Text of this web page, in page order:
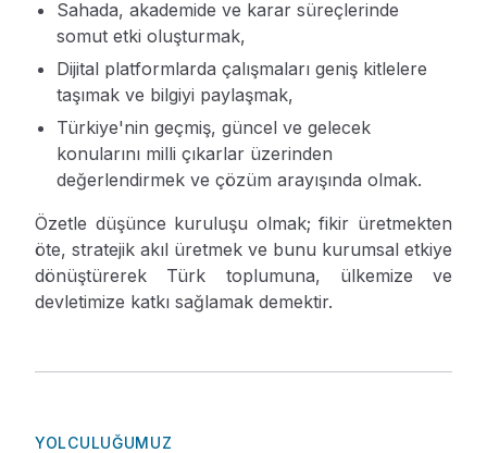
Sahada, akademide ve karar süreçlerinde
somut etki oluşturmak,
Dijital platformlarda çalışmaları geniş kitlelere
taşımak ve bilgiyi paylaşmak,
Türkiye'nin geçmiş, güncel ve gelecek
konularını milli çıkarlar üzerinden
değerlendirmek ve çözüm arayışında olmak.
Özetle düşünce kuruluşu olmak; fikir üretmekten
öte, stratejik akıl üretmek ve bunu kurumsal etkiye
dönüştürerek Türk toplumuna, ülkemize ve
devletimize katkı sağlamak demektir.
YOLCULUĞUMUZ